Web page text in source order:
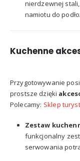
nierdzewnej
namiotu do
Kuchenne
Przygotowywanie
prostsze dzięki
Polecamy: Sklep
Zestaw
funkcjonalny
serwowania